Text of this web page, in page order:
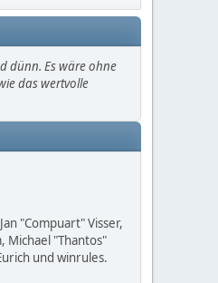
dünn. Es wäre ohne
das wertvolle
"Compuart" Visser,
Michael "Thantos"
und winrules.